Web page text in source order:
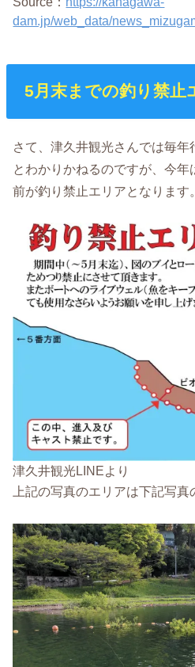
dam.jp/web_data/
5月末までの釣り禁止
さて、津久井観光さんでは毎年
とわかりかねるのですが、今
前が釣り禁止エリアとなります。
津久井観光LINEより
上記の写真のエリアは下記写真